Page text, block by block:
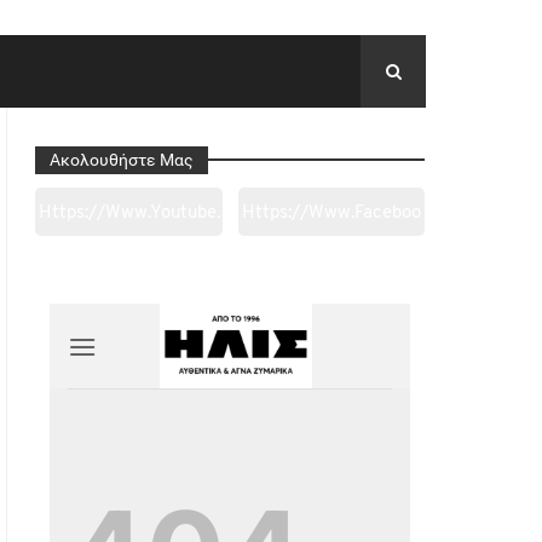
Ακολουθήστε Μας
2ge3sheyTkgpAkeBan
Ref=pages_you_mana